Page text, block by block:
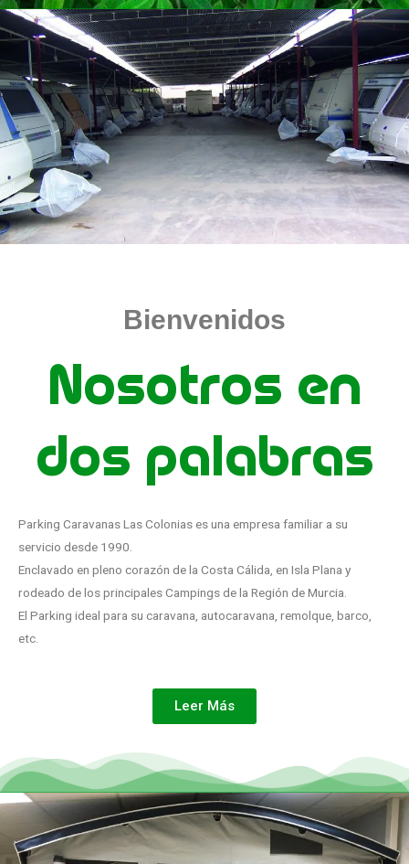
Bienvenidos
Nosotros en
dos palabras
Parking Caravanas Las Colonias es una empresa familiar a su
servicio desde 1990.
Enclavado en pleno corazón de la Costa Cálida, en Isla Plana y
rodeado de los principales Campings de la Región de Murcia.
El Parking ideal para su caravana, autocaravana, remolque, barco,
etc.
Leer Más